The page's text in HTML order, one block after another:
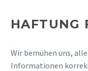
HAFTUNG
Wir bemühen uns,
Informationen